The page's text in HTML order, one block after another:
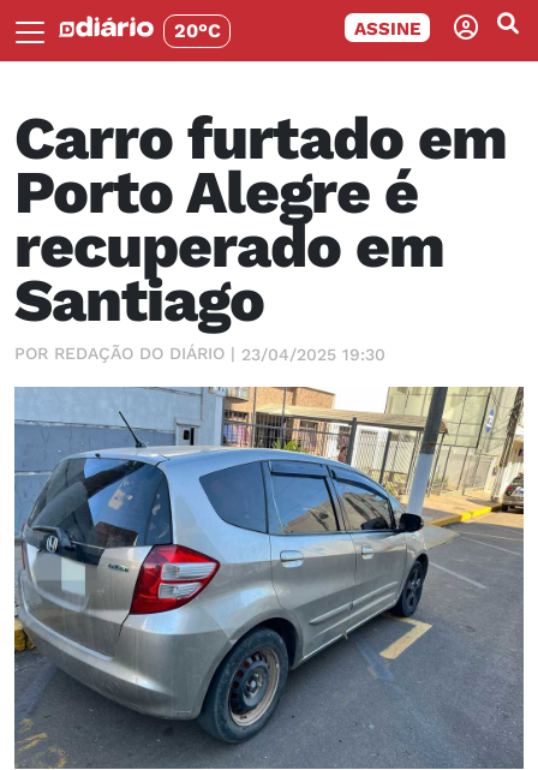
20°C ASSINE
Carro furtado em
Porto Alegre é
recuperado em
Santiago
POR REDAÇÃO DO DIÁRIO | 23/04/2025 19:30